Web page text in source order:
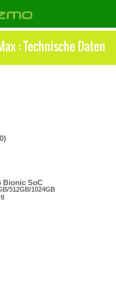
: Technische Daten
Bionic SoC
512GB/1024GB